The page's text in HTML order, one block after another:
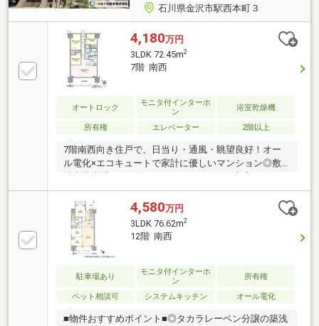
石川県金沢市駅西本町３
4,180万円
3LDK 72.45m2
7階 南西
オートロック
モニタ付インターホ
ン
浴室乾燥機
所有権 エレベーター 2階以上
7階南西向き住戸で、日当り・通風・眺望良好！オー
ル電化×エコキュートで家計に優しいマンション◎敷
4,580万円
3LDK 76.62m2
12階 南西
駐車場あり
モニタ付インターホ
ン
所有権
ペット相談可 システムキッチン オール電化
■物件おすすめポイント■◎タカラレーベン分譲の築浅